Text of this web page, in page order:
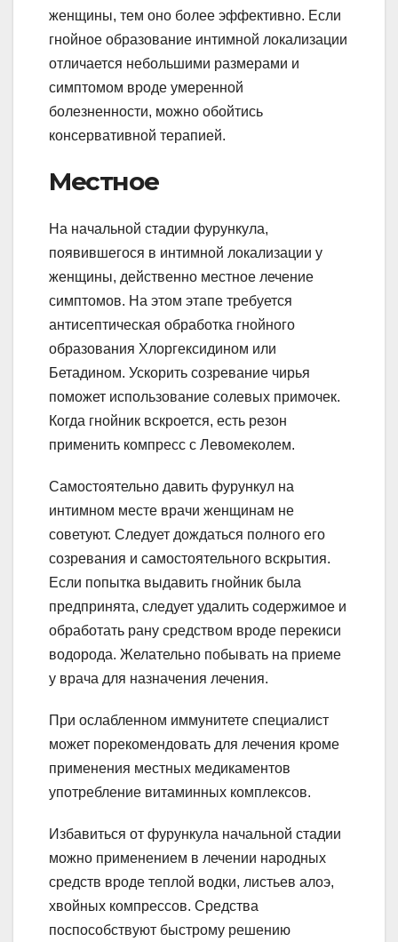
женщины, тем оно более эффективно. Если
гнойное образование интимной локализации
отличается небольшими размерами и
симптомом вроде умеренной
болезненности, можно обойтись
консервативной терапией.
Местное
На начальной стадии фурункула,
появившегося в интимной локализации у
женщины, действенно местное лечение
симптомов. На этом этапе требуется
антисептическая обработка гнойного
образования Хлоргексидином или
Бетадином. Ускорить созревание чирья
поможет использование солевых примочек.
Когда гнойник вскроется, есть резон
применить компресс с Левомеколем.
Самостоятельно давить фурункул на
интимном месте врачи женщинам не
советуют. Следует дождаться полного его
созревания и самостоятельного вскрытия.
Если попытка выдавить гнойник была
предпринята, следует удалить содержимое и
обработать рану средством вроде перекиси
водорода. Желательно побывать на приеме
у врача для назначения лечения.
При ослабленном иммунитете специалист
может порекомендовать для лечения кроме
применения местных медикаментов
употребление витаминных комплексов.
Избавиться от фурункула начальной стадии
можно применением в лечении народных
средств вроде теплой водки, листьев алоэ,
хвойных компрессов. Средства
поспособствуют быстрому решению